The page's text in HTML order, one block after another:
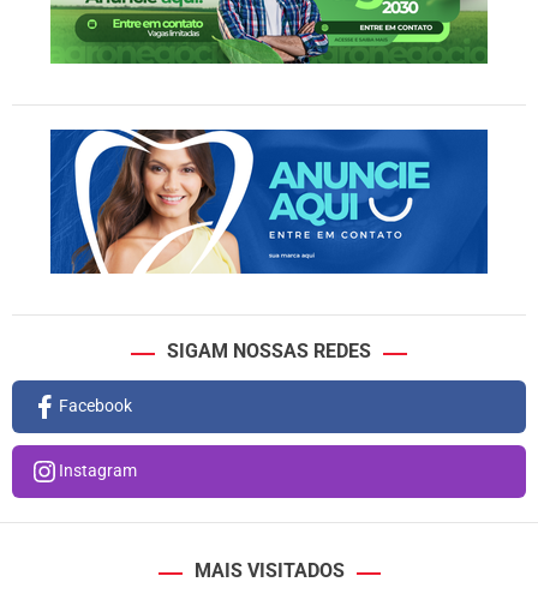
SIGAM NOSSAS REDES
Facebook
Instagram
MAIS VISITADOS